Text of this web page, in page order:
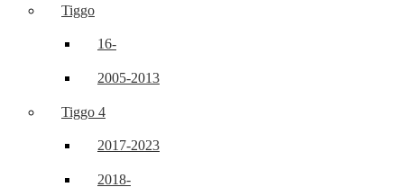
Tiggo
16-
2005-2013
Tiggo 4
2017-2023
2018-